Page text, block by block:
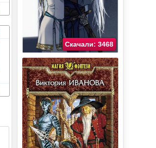
Скачали: 3468